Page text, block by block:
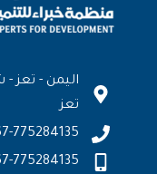
اليمن - تعز -
تعز
775284135
775284135